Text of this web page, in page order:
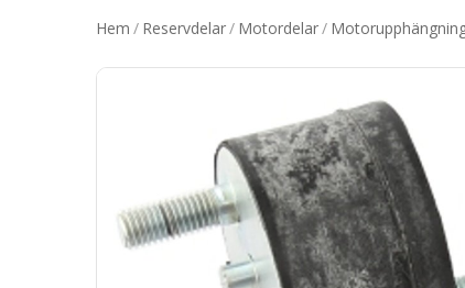
Hem / Reservdelar/ Motordelar/